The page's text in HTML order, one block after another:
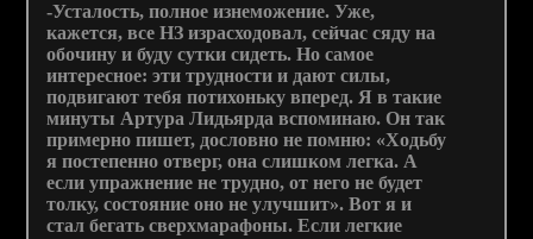
-Усталость, полное изнеможение. Уже,
кажется, все НЗ израсходовал, сейчас сяду на
обочину и буду сутки сидеть. Но самое
интересное: эти трудности и дают силы,
подвигают тебя потихоньку вперед. Я в такие
минуты Артура Лидьярда вспоминаю. Он так
примерно пишет, дословно не помню: «Ходьбу
я постепенно отверг, она слишком легка. А
если упражнение не трудно, от него не будет
толку, состояние оно не улучшит». Вот я и
стал бегать сверхмарафоны. Если легкие